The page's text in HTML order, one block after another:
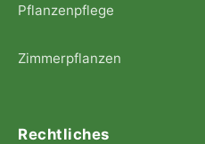
Pflanzenpflege
Zimmerpflanzen
Rechtliches